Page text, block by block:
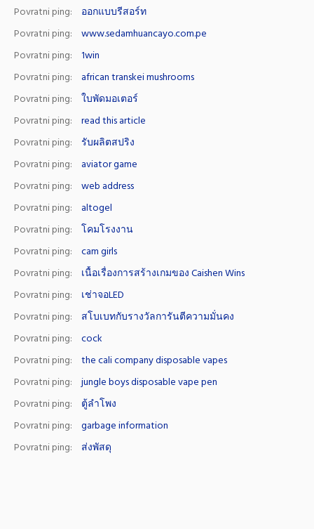
Povratni ping:
ออกแบบรีสอร์ท
Povratni ping:
www.sedamhuancayo.com.pe
Povratni ping:
1win
Povratni ping:
african transkei mushrooms
Povratni ping:
ใบพัดมอเตอร์
Povratni ping:
read this article
Povratni ping:
รับผลิตสปริง
Povratni ping:
aviator game
Povratni ping:
web address
Povratni ping:
altogel
Povratni ping:
โคมโรงงาน
Povratni ping:
cam girls
Povratni ping:
เนื้อเรื่องการสร้างเกมของ Caishen Wins
Povratni ping:
เช่าจอLED
Povratni ping:
สโบเบทกับรางวัลการันตีความมั่นคง
Povratni ping:
cock
Povratni ping:
the cali company disposable vapes
Povratni ping:
jungle boys disposable vape pen
Povratni ping:
ตู้ลำโพง
Povratni ping:
garbage information
Povratni ping:
ส่งพัสดุ